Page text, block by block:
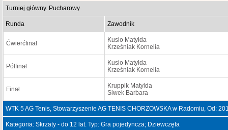
Turniej główny. Pucharowy
Runda Zawodnik
Ćwierćfinał
Kusio Matylda
Krześniak Kornelia
Półfinał
Kusio Matylda
Krześniak Kornelia
Finał
Kruppik Matylda
Siwek Barbara
WTK 5 AG Tenis, Stowarzyszenie AG TENIS CHORZOWSKA w Radomiu, Od:
Kategoria: Skrzaty - do 12 lat. Typ: Gra pojedyncza; Dziewczęta